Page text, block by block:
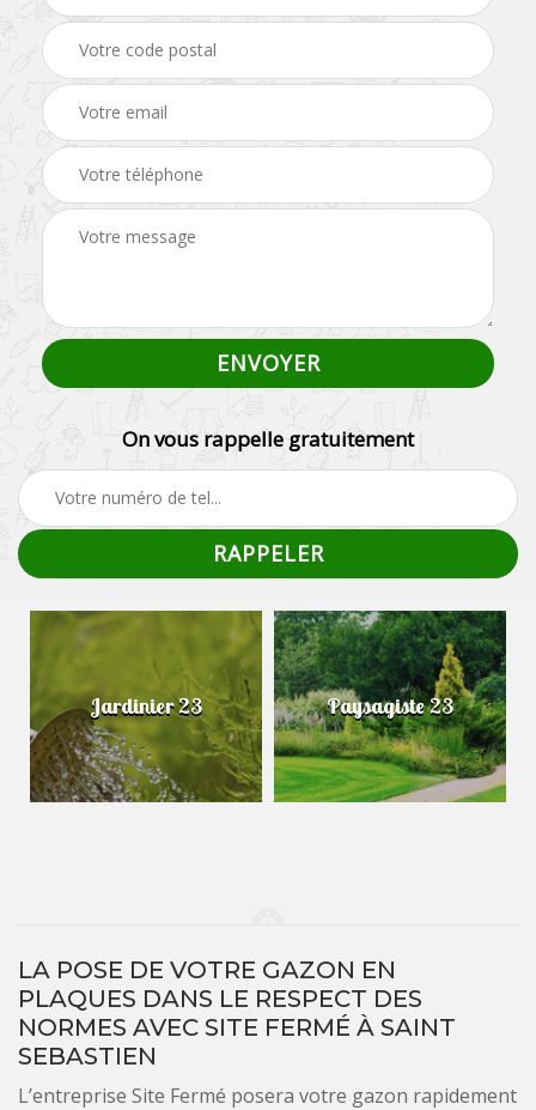
On vous rappelle gratuitement
Jardinier 23 Paysagiste 23
LA POSE DE VOTRE GAZON EN
PLAQUES DANS LE RESPECT DES
NORMES AVEC SITE FERMÉ À SAINT
SEBASTIEN
L’entreprise Site Fermé posera votre gazon rapidement